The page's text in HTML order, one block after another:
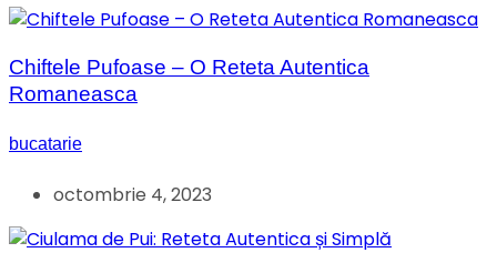
Chiftele Pufoase – O Reteta Autentica
Romaneasca
bucatarie
octombrie 4, 2023